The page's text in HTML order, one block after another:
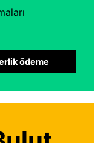
ödeme